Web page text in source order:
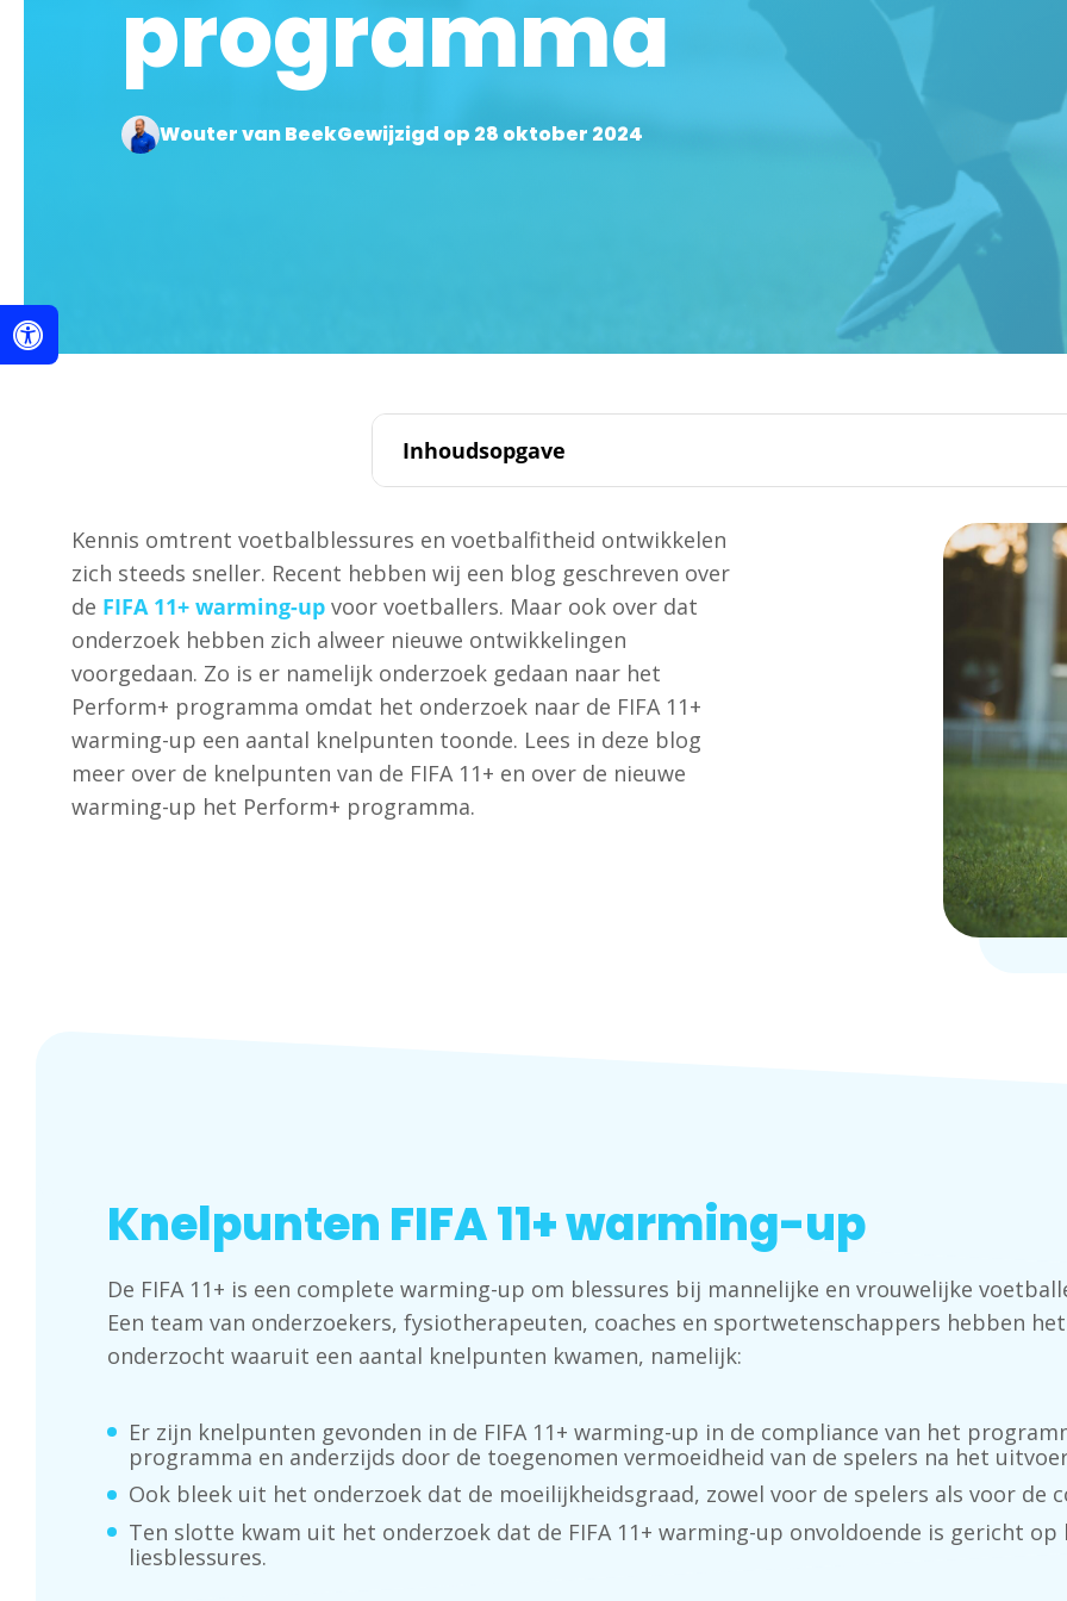
programma
Wouter van BeekGewijzigd op 28 oktober 2024
Inhoudsopgave
Kennis omtrent voetbalblessures en voetbalfitheid ontwikkelen
zich steeds sneller. Recent hebben wij een blog geschreven over
de FIFA 11+ warming-up voor voetballers. Maar ook over dat
onderzoek hebben zich alweer nieuwe ontwikkelingen
voorgedaan. Zo is er namelijk onderzoek gedaan naar het
Perform+ programma omdat het onderzoek naar de FIFA 11+
warming-up een aantal knelpunten toonde. Lees in deze blog
meer over de knelpunten van de FIFA 11+ en over de nieuwe
warming-up het Perform+ programma.
Knelpunten FIFA 11+ warming-up
De FIFA 11+ is een complete warming-up om blessures bij mannelijke en vrouwelijke
Een team van onderzoekers, fysiotherapeuten, coaches en sportwetenschappers hebben
onderzocht waaruit een aantal knelpunten kwamen, namelijk:
Er zijn knelpunten gevonden in de FIFA 11+ warming-up in de compliance van het
programma en anderzijds door de toegenomen vermoeidheid van de spelers na het
Ook bleek uit het onderzoek dat de moeilijkheidsgraad, zowel voor de spelers als voor de
Ten slotte kwam uit het onderzoek dat de FIFA 11+ warming-up onvoldoende is gericht
liesblessures.